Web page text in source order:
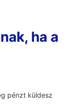
ha a
pénzt küldesz